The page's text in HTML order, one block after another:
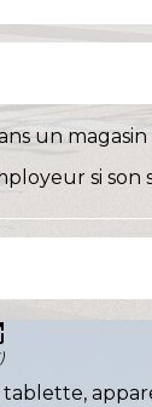
un magasin
si son